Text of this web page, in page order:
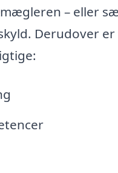
– eller
Derudover